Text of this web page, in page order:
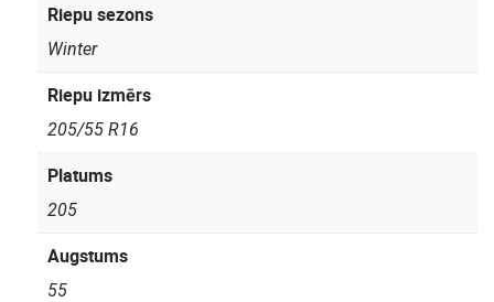
Riepu sezons
Winter
Riepu izmērs
205/55 R16
Platums
205
Augstums
55